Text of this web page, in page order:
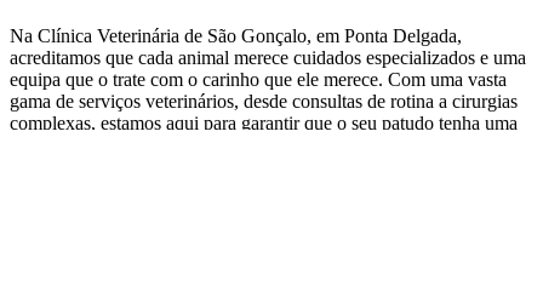
Na Clínica Veterinária de São Gonçalo, em Ponta Delgada,
acreditamos que cada animal merece cuidados especializados e uma
equipa que o trate com o carinho que ele merece. Com uma vasta
gama de serviços veterinários, desde consultas de rotina a cirurgias
complexas, estamos aqui para garantir que o seu patudo tenha uma